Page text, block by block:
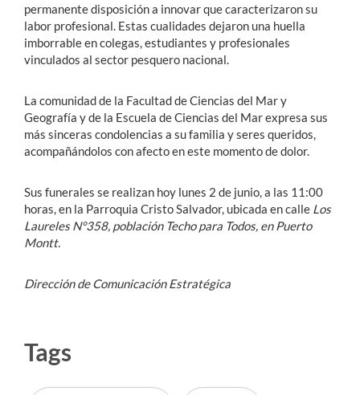
permanente disposición a innovar que caracterizaron su
labor profesional. Estas cualidades dejaron una huella
imborrable en colegas, estudiantes y profesionales
vinculados al sector pesquero nacional.
La comunidad de la Facultad de Ciencias del Mar y
Geografía y de la Escuela de Ciencias del Mar expresa sus
más sinceras condolencias a su familia y seres queridos,
acompañándolos con afecto en este momento de dolor.
Sus funerales se realizan hoy lunes 2 de junio, a las 11:00
horas, en la Parroquia Cristo Salvador, ubicada en calle Los
Laureles N°358, población Techo para Todos, en Puerto
Montt.
Dirección de Comunicación Estratégica
Tags